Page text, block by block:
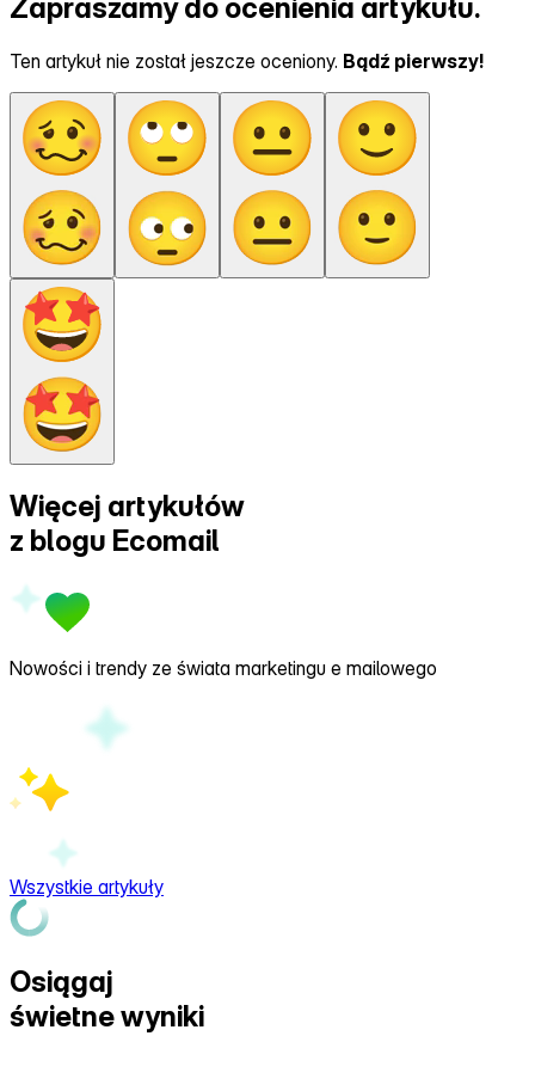
Zapraszamy do ocenienia artykułu.
Ten artykuł nie został jeszcze oceniony. Bądź pierwszy!
Więcej artykułów
z blogu Ecomail
Nowości i trendy ze świata marketingu e mailowego
Wszystkie artykuły
Osiągaj
świetne wyniki